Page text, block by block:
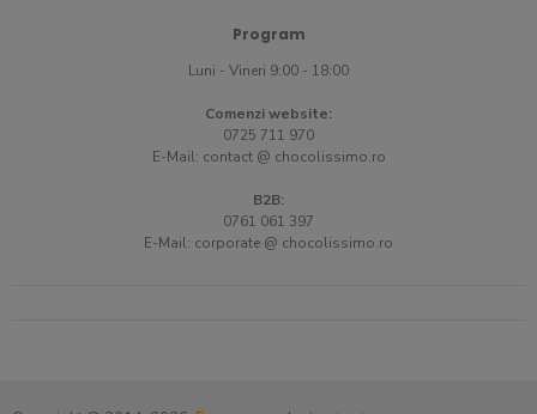
Program
Luni - Vineri 9:00 - 18:00
Comenzi website:
0725 711 970
E-Mail: contact @ chocolissimo.ro
B2B:
0761 061 397
E-Mail: corporate @ chocolissimo.ro